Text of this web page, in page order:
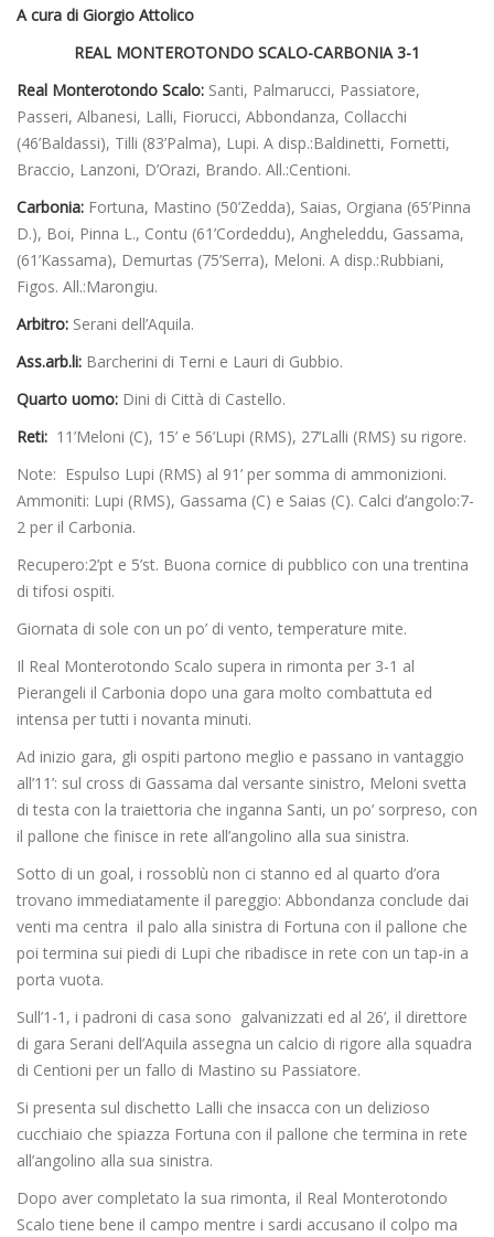
A cura di Giorgio Attolico
REAL MONTEROTONDO SCALO-CARBONIA 3-1
Real Monterotondo Scalo: Santi, Palmarucci, Passiatore,
Passeri, Albanesi, Lalli, Fiorucci, Abbondanza, Collacchi
(46’Baldassi), Tilli (83’Palma), Lupi. A disp.:Baldinetti, Fornetti,
Braccio, Lanzoni, D’Orazi, Brando. All.:Centioni.
Carbonia: Fortuna, Mastino (50’Zedda), Saias, Orgiana (65’Pinna
D.), Boi, Pinna L., Contu (61’Cordeddu), Angheleddu, Gassama,
(61’Kassama), Demurtas (75’Serra), Meloni. A disp.:Rubbiani,
Figos. All.:Marongiu.
Arbitro: Serani dell’Aquila.
Ass.arb.li: Barcherini di Terni e Lauri di Gubbio.
Quarto uomo: Dini di Città di Castello.
Reti: 11’Meloni (C), 15’ e 56’Lupi (RMS), 27’Lalli (RMS) su rigore.
Note: Espulso Lupi (RMS) al 91’ per somma di ammonizioni.
Ammoniti: Lupi (RMS), Gassama (C) e Saias (C). Calci d’angolo:7-
2 per il Carbonia.
Recupero:2’pt e 5’st. Buona cornice di pubblico con una trentina
di tifosi ospiti.
Giornata di sole con un po’ di vento, temperature mite.
Il Real Monterotondo Scalo supera in rimonta per 3-1 al
Pierangeli il Carbonia dopo una gara molto combattuta ed
intensa per tutti i novanta minuti.
Ad inizio gara, gli ospiti partono meglio e passano in vantaggio
all’11’: sul cross di Gassama dal versante sinistro, Meloni svetta
di testa con la traiettoria che inganna Santi, un po’ sorpreso, con
il pallone che finisce in rete all’angolino alla sua sinistra.
Sotto di un goal, i rossoblù non ci stanno ed al quarto d’ora
trovano immediatamente il pareggio: Abbondanza conclude dai
venti ma centra il palo alla sinistra di Fortuna con il pallone che
poi termina sui piedi di Lupi che ribadisce in rete con un tap-in a
porta vuota.
Sull’1-1, i padroni di casa sono galvanizzati ed al 26’, il direttore
di gara Serani dell’Aquila assegna un calcio di rigore alla squadra
di Centioni per un fallo di Mastino su Passiatore.
Si presenta sul dischetto Lalli che insacca con un delizioso
cucchiaio che spiazza Fortuna con il pallone che termina in rete
all’angolino alla sua sinistra.
Dopo aver completato la sua rimonta, il Real Monterotondo
Scalo tiene bene il campo mentre i sardi accusano il colpo ma